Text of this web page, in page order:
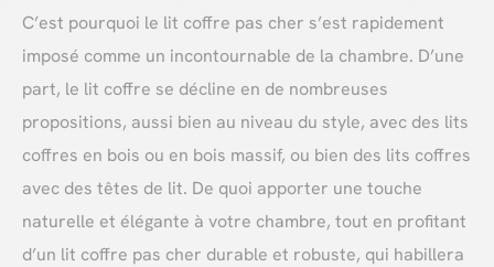
C’est pourquoi le lit coffre pas cher s’est rapidement
imposé comme un incontournable de la chambre. D’une
part, le lit coffre se décline en de nombreuses
propositions, aussi bien au niveau du style, avec des lits
coffres en bois ou en bois massif, ou bien des lits coffres
avec des têtes de lit. De quoi apporter une touche
naturelle et élégante à votre chambre, tout en profitant
d’un lit coffre pas cher durable et robuste, qui habillera